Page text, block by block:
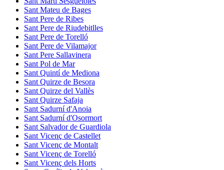
Sant Mateu de Bages
Sant Pere de Ribes
Sant Pere de Riudebitlles
Sant Pere de Torelló
Sant Pere de Vilamajor
Sant Pere Sallavinera
Sant Pol de Mar
Sant Quintí de Mediona
Sant Quirze de Besora
Sant Quirze del Vallès
Sant Quirze Safaja
Sant Sadurní d'Anoia
Sant Sadurní d'Osormort
Sant Salvador de Guardiola
Sant Vicenç de Castellet
Sant Vicenç de Montalt
Sant Vicenç de Torelló
Sant Vicenç dels Horts